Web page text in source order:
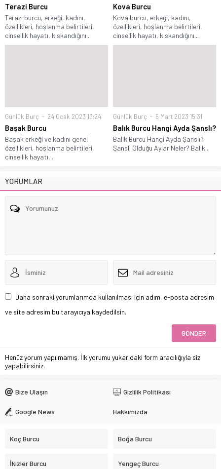
Terazi Burcu
Terazi burcu, erkeği, kadını,
özellikleri, hoşlanma belirtileri,
cinsellik hayatı, kıskandığını...
Kova Burcu
Kova burcu, erkeği, kadını,
özellikleri, hoşlanma belirtileri,
cinsellik hayatı, kıskandığını...
Günlük Burç 24 Ocak 2023 13:24
Başak Burcu
Başak erkeği ve kadını genel
özellikleri, hoşlanma belirtileri,
cinsellik hayatı,...
Günlük Burç 5 Mart 2023 15:31
Balık Burcu Hangi Ayda Şanslı?
Balık Burcu Hangi Ayda Şanslı?
Şanslı Olduğu Aylar Neler? Balık...
YORUMLAR
Daha sonraki yorumlarımda kullanılması için adım, e-posta adresim
ve site adresim bu tarayıcıya kaydedilsin.
Henüz yorum yapılmamış. İlk yorumu yukarıdaki form aracılığıyla siz
yapabilirsiniz.
Bize Ulaşın Gizlilik Politikası
Google News Hakkımızda
Koç Burcu Boğa Burcu
İkizler Burcu Yengeç Burcu